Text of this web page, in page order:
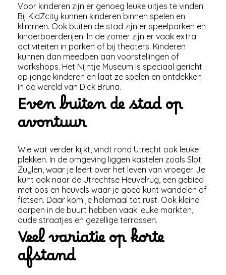
Voor kinderen zijn er genoeg leuke uitjes te vinden.
Bij KidZcity kunnen kinderen binnen spelen en
klimmen. Ook buiten de stad zijn er speelparken en
kinderboerderijen. In de zomer zijn er vaak extra
activiteiten in parken of bij theaters. Kinderen
kunnen dan meedoen aan voorstellingen of
workshops. Het Nijntje Museum is speciaal gericht
op jonge kinderen en laat ze spelen en ontdekken
in de wereld van Dick Bruna.
Even buiten de stad op
avontuur
Wie wat verder kijkt, vindt rond Utrecht ook leuke
plekken. In de omgeving liggen kastelen zoals Slot
Zuylen, waar je leert over het leven van vroeger. Je
kunt ook naar de Utrechtse Heuvelrug, een gebied
met bos en heuvels waar je goed kunt wandelen of
fietsen. Daar kom je helemaal tot rust. Ook kleine
dorpen in de buurt hebben vaak leuke markten,
oude straatjes en gezellige terrassen.
Veel variatie op korte
afstand